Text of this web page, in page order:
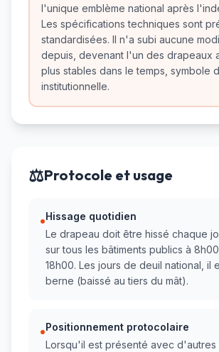
l'unique emblème national après
Les spécifications techniques sont
standardisées. Il n'a subi aucune
depuis, devenant l'un des drapeaux
plus stables dans le temps, symbole
institutionnelle.
⚖️Protocole et usage
•Hissage quotidien
Le drapeau doit être hissé chaque
sur tous les bâtiments publics à
18h00. Les jours de deuil national, il
berne (baissé au tiers du mât).
•Positionnement protocolaire
Lorsqu'il est présenté avec d'autres